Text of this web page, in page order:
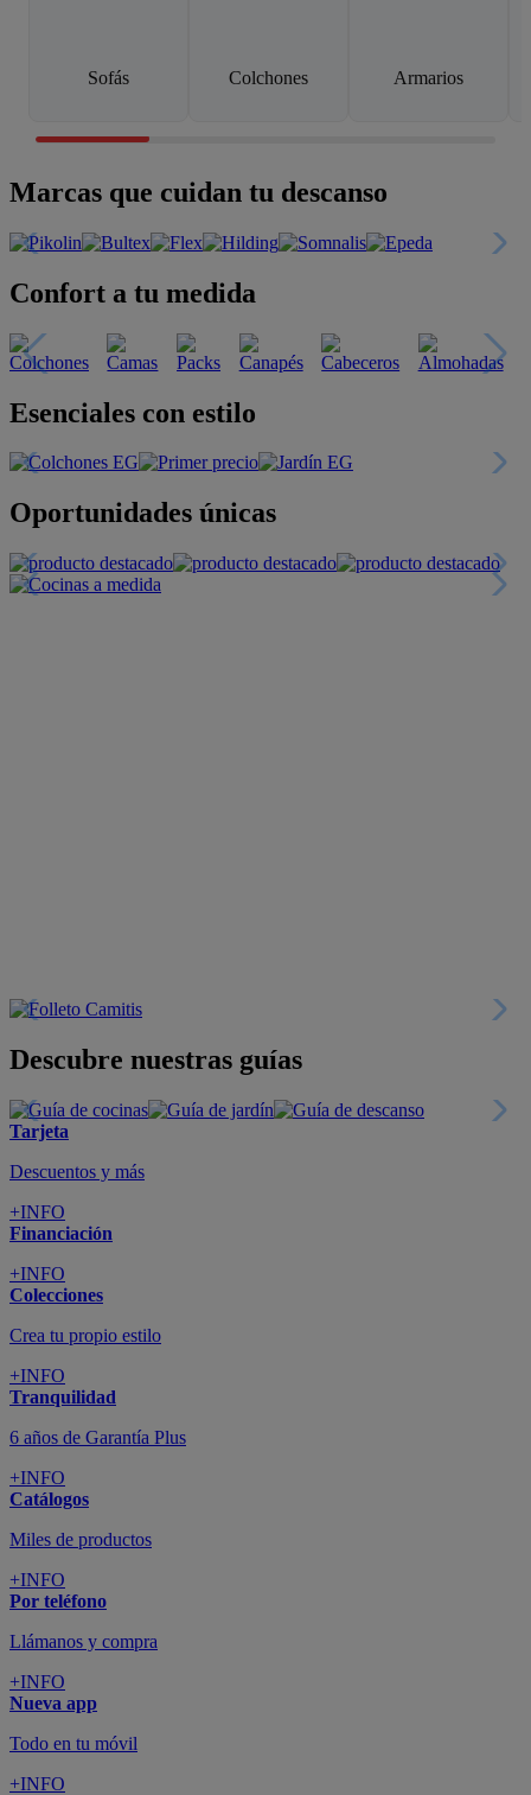
Sofás Colchones Armarios
Marcas que cuidan tu descanso
Confort a tu medida
Esenciales con estilo
Oportunidades únicas
Descubre nuestras guías
Tarjeta
Descuentos y más
+INFO
Financiación
+INFO
Colecciones
Crea tu propio estilo
+INFO
Tranquilidad
6 años de Garantía Plus
+INFO
Catálogos
Miles de productos
+INFO
Por teléfono
Llámanos y compra
+INFO
Nueva app
Todo en tu móvil
+INFO